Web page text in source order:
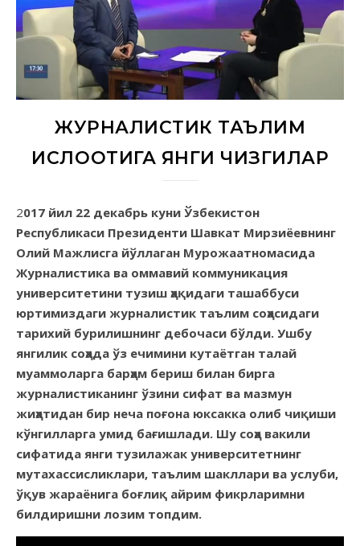
ЖУРНАЛИСТИК ТАЪЛИМ
ИСЛОҲОТИГА ЯНГИ ЧИЗГИЛАР
2017 йил 22 декабрь куни Ўзбекистон
Республикаси Президенти Шавкат Мирзиёевнинг
Олий Мажлисга йўллаган Мурожаатномасида
Журналистика ва оммавий коммуникация
университетини тузиш ҳақидаги ташаббуси
юртимиздаги журналистик таълим соҳасидаги
тарихий бурилишнинг дебочаси бўлди. Ушбу
янгилик соҳада ўз ечимини кутаётган талай
муаммоларга барҳам бериш билан бирга
журналистиканинг ўзини сифат ва мазмун
жиҳатидан бир неча поғона юксакка олиб чиқиши
кўнгилларга умид бағишлади. Шу соҳа вакили
сифатида янги тузилажак университетнинг
мутахассисликлари, таълим шакллари ва услуби,
ўқув жараёнига боғлиқ айрим фикрларимни
билдиришни лозим топдим.